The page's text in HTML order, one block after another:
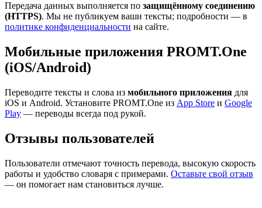
Передача данных выполняется по защищённому соединению
(HTTPS). Мы не публикуем ваши тексты; подробности — в
политике конфиденциальности на сайте.
Мобильные приложения PROMT.One
(iOS/Android)
Переводите тексты и слова из мобильного приложения для
iOS и Android. Установите PROMT.One из App Store и Google
Play — переводы всегда под рукой.
Отзывы пользователей
Пользователи отмечают точность перевода, высокую скорость
работы и удобство словаря с примерами. Оставьте свой отзыв
— он помогает нам становиться лучше.